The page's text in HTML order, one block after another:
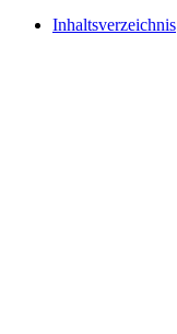
Inhaltsverzeichnis